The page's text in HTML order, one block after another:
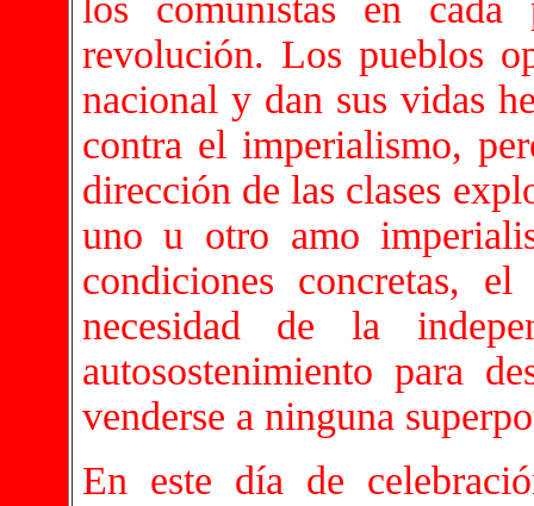
los comunistas en
revolución. Los pueblos
nacional y dan sus vidas
contra el imperialismo,
dirección de las clases
uno u otro amo
condiciones concretas,
necesidad de la
autosostenimiento para
venderse a ninguna
En este día de